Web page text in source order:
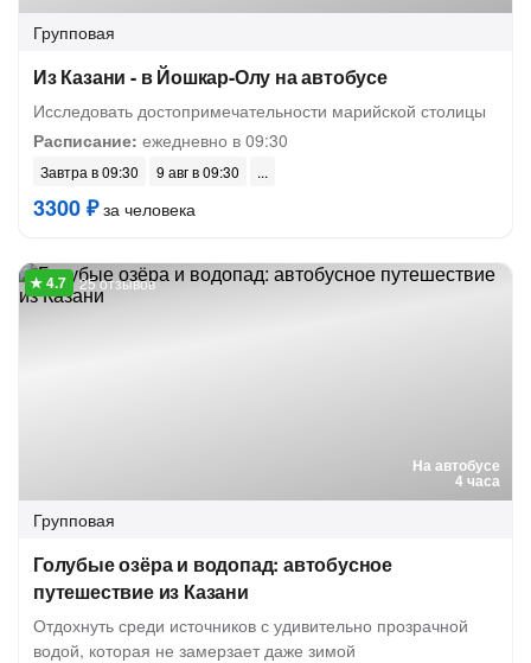
Групповая
Из Казани - в Йошкар-Олу на автобусе
Исследовать достопримечательности марийской столицы
Расписание: ежедневно в 09:30
Завтра в 09:30 9 авг в 09:30
3300 ₽за человека
На автобусе
4 часа
25 отзывов
Групповая
Голубые озёра и водопад: автобусное
путешествие из Казани
Отдохнуть среди источников с удивительно прозрачной
водой, которая не замерзает даже зимой